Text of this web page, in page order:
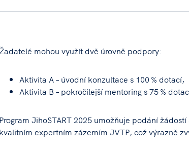
Žadatelé mohou využít dvě úrovně podpory:
Aktivita A – úvodní konzultace s 100 % dotací,
Aktivita B – pokročilejší mentoring s 75 %
Program JihoSTART 2025 umožňuje podání
kvalitním expertním zázemím JVTP, což výrazně